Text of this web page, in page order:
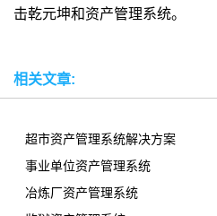
击乾元坤和资产管理系统。
相关文章:
超市资产管理系统解决方案
事业单位资产管理系统
冶炼厂资产管理系统